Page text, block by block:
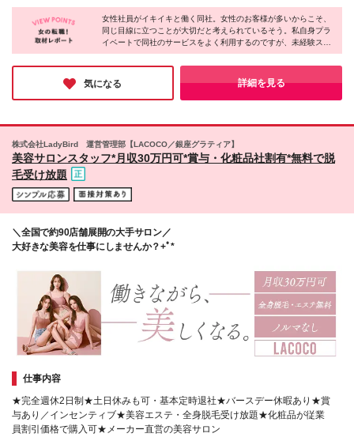
交通費一部支給 →全て、研修終了後にお支払い ※詳
しくは面接時にお話させていただきます。 ※研修にお
ける寮の費用は最小限！お金の心配なく研修に集中で
きます◎
とができます！ ★新人にもチャンスが多い！ 43年の
歴史がある当社は、年間250万人もの方にご利用いた
だいています。 うち指名は4分の1。指名なしのお客
可能性があります。 ※あくまでも例ですので、具体的
な条件や給与は面接担当者までお問い合わせくださ
あり】 ◎シェアハウス提供or家賃半年間補助あり ⇒
敷金礼金は会社負担です！ ◎光熱・水道代も補助！
⇒月4,000円は水道光熱費代を会社負担いたします！
◎引っ越し代上限10万円補助あり ⇒交通費も含みま
す！ ◎家賃の8割を会社が負担する社宅も活用OK！
⇒条件：都心部など指定エリアに移住できる方のみ
＜社宅で生活を豊かに♪＞ 東京なら「南青山」などの
が変わります＞ 【例】月給23.1万円・手取り約18万
円の場合・・・ ☆家賃7.5万円 → 社宅補助（8割）で
【16.5万円】 補助なしの場合、手元に残るのは約
23 ※(変更の範囲)上記を除く当社関連勤務地
女性社員がイキイキと働く同社。女性のお客様が多いからこそ、
同じ目線に立つことが大切だと考えられているそう。私自身プラ
イベートで同社のサービスをよく利用するのですが、未経験スタ
ートの方が多いというのが信じられないくらい、どのセラピスト
でも安心して施術を受けられます！業界屈指の研修を実施してい
るというのもうなずけます。ワークライフバランスを重視する方
も多く、趣味や家庭と両立できている人も多いようです♪
気になる 詳細を見る
株式会社LadyBird 運営管理部【LACOCO／銀座グラティア】
美容サロンスタッフ*月収30万円可*賞与・化粧品社割有*無料で脱
毛受け放題
＼全国で約90店舗展開の大手サロン／
大好きな美容を仕事にしませんか？+ﾟ*
仕事内容
★完全週休2日制★土日休みも可・基本定時退社★バースデー休暇あり★賞
与あり／インセンティブ★美容エステ・全身脱毛受け放題★化粧品が従業
員割引価格で購入可★メーカー直営の美容サロン